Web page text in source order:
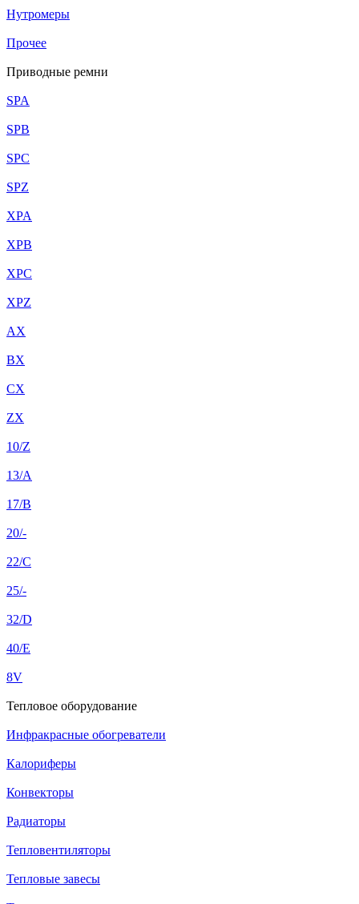
Нутромеры
Прочее
Приводные ремни
SPA
SPB
SPC
SPZ
XPA
XPB
XPC
XPZ
AX
BX
CX
ZX
10/Z
13/A
17/B
20/-
22/C
25/-
32/D
40/E
8V
Тепловое оборудование
Инфракрасные обогреватели
Калориферы
Конвекторы
Радиаторы
Тепловентиляторы
Тепловые завесы